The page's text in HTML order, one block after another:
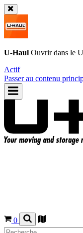
U-Haul Ouvrir dans le
Actif
Passer au contenu
0